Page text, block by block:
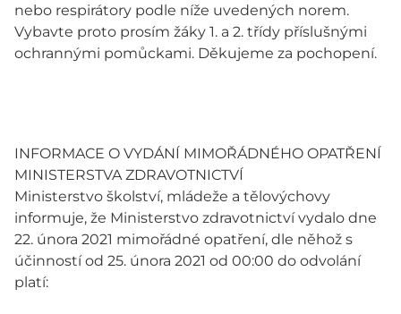
nebo respirátory podle níže uvedených norem.
Vybavte proto prosím žáky 1. a 2. třídy příslušnými
ochrannými pomůckami. Děkujeme za pochopení.
INFORMACE O VYDÁNÍ MIMOŘÁDNÉHO OPATŘENÍ
MINISTERSTVA ZDRAVOTNICTVÍ
Ministerstvo školství, mládeže a tělovýchovy
informuje, že Ministerstvo zdravotnictví vydalo dne
22. února 2021 mimořádné opatření, dle něhož s
účinností od 25. února 2021 od 00:00 do odvolání
platí: